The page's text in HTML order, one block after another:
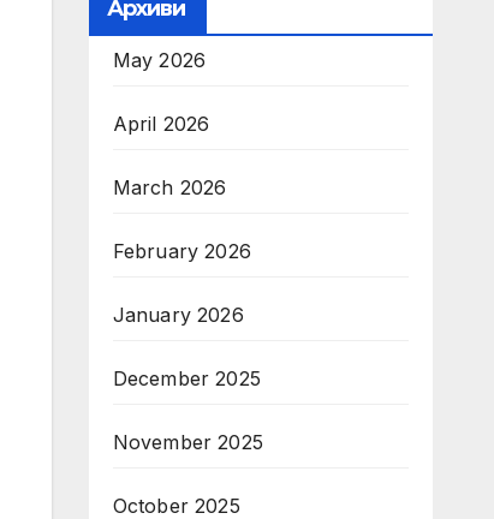
Архиви
May 2026
April 2026
March 2026
February 2026
January 2026
December 2025
November 2025
October 2025